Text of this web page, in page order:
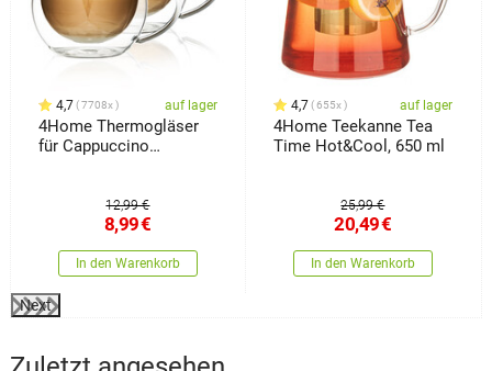
4,7 7708x auf lager
4Home Thermogläser
für Cappuccino
12,99 €
8,99€
In den Warenkorb
4,7 655x auf lager
4Home Teekanne Tea
Time Hot&Cool, 650 ml
25,99 €
20,49€
In den Warenkorb
Next